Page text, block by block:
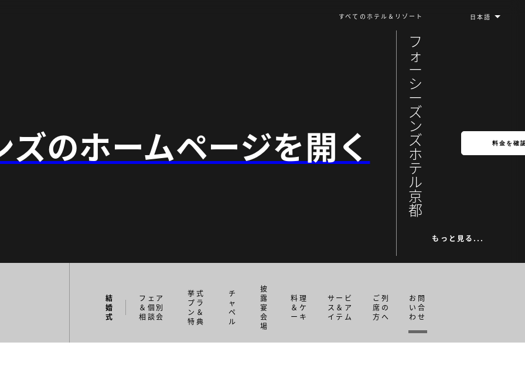
すべてのホテル＆リゾート
のホームページを開く
フ
ォ
ー
シ
ー
ズ
ン
ズ
ホ
テ
ル
京
都
もっと見る...
料金を確
結
婚
式
フェア
＆個別
相談会
挙式
プラ
ン＆
特典
チ
ャ
ペ
ル
披
露
宴
会
場
料理
＆ケ
ーキ
サービ
ス＆ア
イテム
ご列
席の
方へ
お問
い合
わせ